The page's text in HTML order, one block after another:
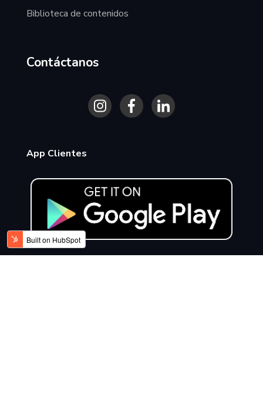
Biblioteca de contenidos
Contáctanos
App Clientes